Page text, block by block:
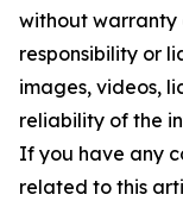
without warranty
responsibility or
images, videos,
reliability of the
If you have any
related to this